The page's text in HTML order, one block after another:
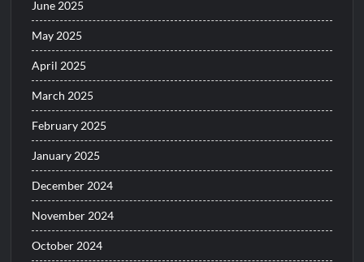
June 2025
May 2025
April 2025
March 2025
February 2025
January 2025
December 2024
November 2024
October 2024